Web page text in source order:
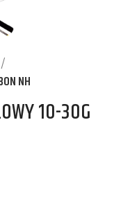
NH
10-30G